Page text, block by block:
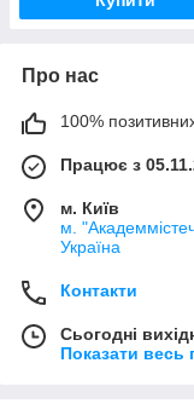
Про нас
100% позитивних
Працює з
м. Київ
м.
Україна
Контакти
Сьогодні
Показати весь